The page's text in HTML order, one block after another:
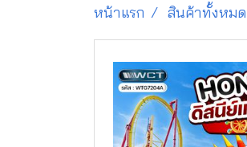
หน้าแรก สินค้าทั้งหมด